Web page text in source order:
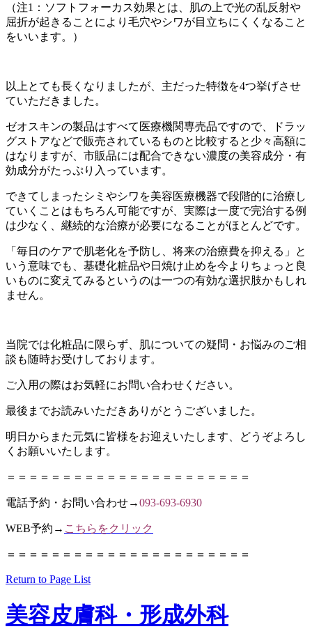
（注1：ソフトフォーカス効果とは、肌の上で光の乱反射や
屈折が起きることにより毛穴やシワが目立ちにくくなること
をいいます。）
以上とても長くなりましたが、主だった特徴を4つ挙げさせ
ていただきました。
ゼオスキンの製品はすべて医療機関専売品ですので、ドラッ
グストアなどで販売されているものと比較すると少々高額に
はなりますが、市販品には配合できない濃度の美容成分・有
効成分がたっぷり入っています。
できてしまったシミやシワを美容医療機器で段階的に治療し
ていくことはもちろん可能ですが、実際は一度で完治する例
は少なく、継続的な治療が必要になることがほとんどです。
「毎日のケアで肌老化を予防し、将来の治療費を抑える」と
いう意味でも、基礎化粧品や日焼け止めを今よりちょっと良
いものに変えてみるというのは一つの有効な選択肢かもしれ
ません。
当院では化粧品に限らず、肌についての疑問・お悩みのご相
談も随時お受けしております。
ご入用の際はお気軽にお問い合わせください。
最後までお読みいただきありがとうございました。
明日からまた元気に皆様をお迎えいたします、どうぞよろし
くお願いいたします。
＝＝＝＝＝＝＝＝＝＝＝＝＝＝＝＝＝＝＝＝＝＝
電話予約・お問い合わせ→093-693-6930
WEB予約→ こちらをクリック
＝＝＝＝＝＝＝＝＝＝＝＝＝＝＝＝＝＝＝＝＝＝
Return to Page List
美容皮膚科・形成外科